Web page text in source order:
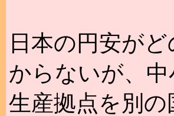
日本の円安が
からないが、
生産拠点を別